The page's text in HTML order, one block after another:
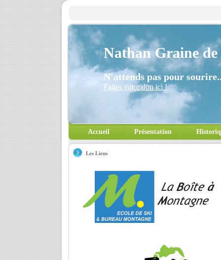
Nathan Graine de
N'attends pas pour
Faites votre don ici !
Accueil Présentation
Les Liens